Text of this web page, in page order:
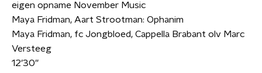
eigen opname November Music
Maya Fridman, Aart Strootman: Ophanim
Maya Fridman, fc Jongbloed, Cappella Brabant olv Marc
Versteeg
12’30”